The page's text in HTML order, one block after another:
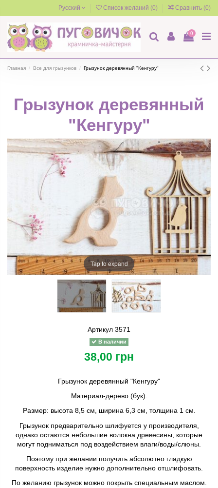
Русский Список желаний (0) Сравнить (0)
0
Главная Все для грызунков Грызунок деревянный "Кенгуру"
Грызунок деревянный
"Кенгуру"
Tap to expand
Артикул 3571
В наличии
38,00 грн
Грызунок деревянный "Кенгуру"
Материал-дерево (бук).
Размер: высота 8,5 см, ширина 6,3 см, толщина 1 см.
Грызунок предварительно шлифуется у производителя,
однако остаются небольшие волокна древесины, которые
могут подниматься под воздействием влаги/воды/слюны.
Поэтому при желании получить абсолютно гладкую
поверхность изделие нужно дополнительно отшлифовать.
По желанию грызунок можно покрыть специальным маслом.